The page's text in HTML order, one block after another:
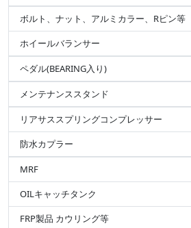
ボルト、ナット、アルミカラー、Rピン等
ホイールバランサー
ペダル(BEARING入り)
メンテナンススタンド
リアサススプリングコンプレッサー
防水カプラー
MRF
OILキャッチタンク
FRP製品 カウリング等